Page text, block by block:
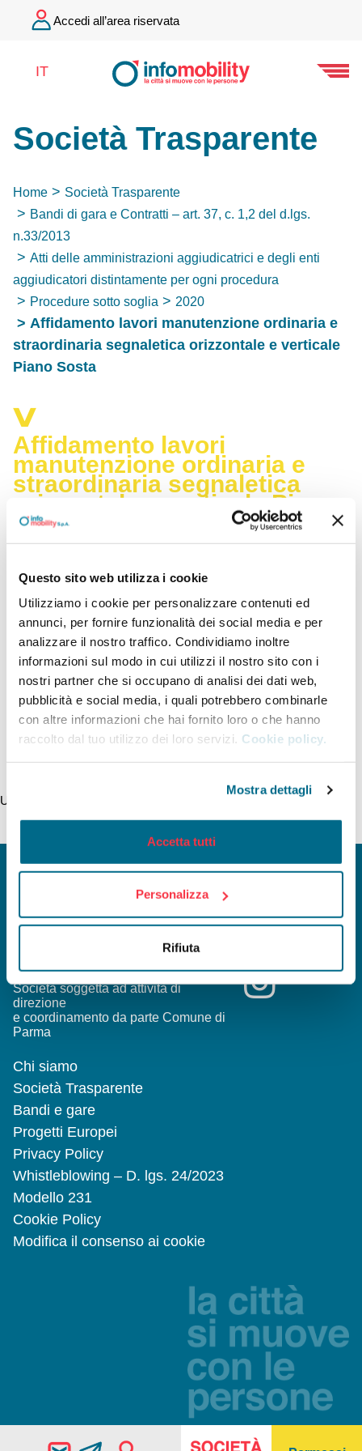
Questo sito web utilizza i cookie
Utilizziamo i cookie per personalizzare contenuti ed
annunci, per fornire funzionalità dei social media e per
analizzare il nostro traffico. Condividiamo inoltre
informazioni sul modo in cui utilizzi il nostro sito con i
nostri partner che si occupano di analisi dei dati web,
pubblicità e social media, i quali potrebbero combinarle
con altre informazioni che hai fornito loro o che hanno
raccolto dal tuo utilizzo dei loro servizi. Cookie policy.
Mostra dettagli
Accetta tutti
Personalizza
Rifiuta
Accedi all’area riservata
IT
Società Trasparente
Home
Società Trasparente
Bandi di gara e Contratti – art. 37, c. 1,2 del d.lgs.
n.33/2013
Atti delle amministrazioni aggiudicatrici e degli enti
aggiudicatori distintamente per ogni procedura
Procedure sotto soglia
2020
Affidamento lavori manutenzione ordinaria e
straordinaria segnaletica orizzontale e verticale
Piano Sosta
Affidamento lavori
manutenzione ordinaria e
straordinaria segnaletica
orizzontale e verticale Piano
Sosta
segnaletica orizzontale e verticale Piano Sosta
Documenti
Proposta di aggiudicazione
Ultimo aggiornamento della pagina 13/11/2021
INFOMOBILITY SPA a Socio Unico
Viale Mentana, 27 - 43121 Parma
Capitale Sociale 1.068.000 Euro I.V.
Società soggetta ad attività di
direzione
e coordinamento da parte Comune di
Parma
Chi siamo
Società Trasparente
Bandi e gare
Progetti Europei
Privacy Policy
Whistleblowing – D. lgs. 24/2023
Modello 231
Cookie Policy
Modifica il consenso ai cookie